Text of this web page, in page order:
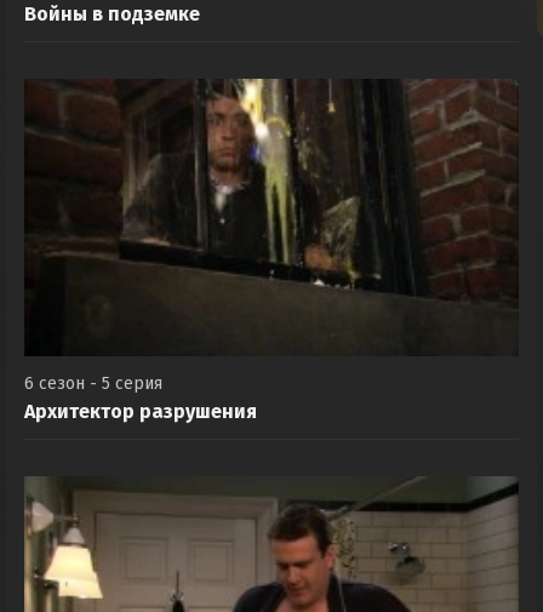
Войны в подземке
6 сезон - 5 серия
Архитектор разрушения